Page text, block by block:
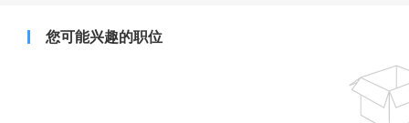
您可能兴趣的职位